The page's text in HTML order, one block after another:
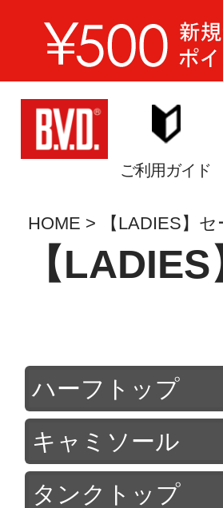
ご利用ガイド
HOME 【LADIES】
【
ハーフトップ
キャミソール
タンクトップ